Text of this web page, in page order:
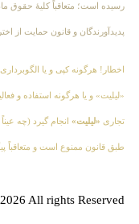
رسیده است؛ متعاقباً کلیهٔ
پدیدآورندگان و قانون حمایت از
اخطار! هرگونه کپی و یا
«لیلیت» و یا هرگونه استفاده و
تجاری «لیلیت» انجام گیرد (چه
طبق قانون ممنوع است و متعاقباً
All rights Reserved